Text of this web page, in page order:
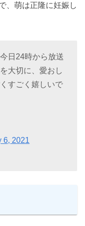
、萌は正隆に妊娠し
日24時から放送
大切に、愛おし
すごく嬉しいで
6, 2021